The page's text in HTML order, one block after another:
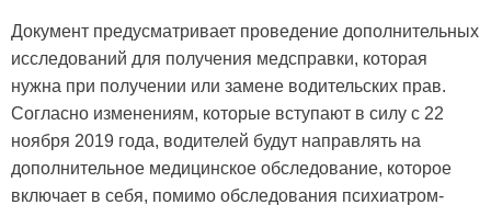
Документ предусматривает проведение дополнительных
исследований для получения медсправки, которая
нужна при получении или замене водительских прав.
Согласно изменениям, которые вступают в силу с 22
ноября 2019 года, водителей будут направлять на
дополнительное медицинское обследование, которое
включает в себя, помимо обследования психиатром-